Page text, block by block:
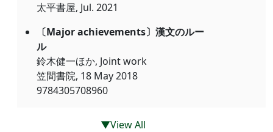
太平書屋, Jul. 2021
〔Major achievements〕漢文のルー
ル
鈴木健一ほか, Joint work
笠間書院, 18 May 2018
9784305708960
▼View All